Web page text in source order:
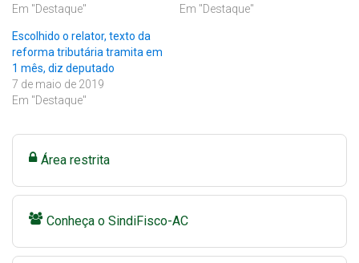
Em "Destaque"
Em "Destaque"
Escolhido o relator, texto da
reforma tributária tramita em
1 mês, diz deputado
7 de maio de 2019
Em "Destaque"
Área restrita
Conheça o SindiFisco-AC